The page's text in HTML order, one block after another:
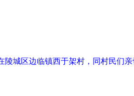
城区边临镇西于架村，同村民们亲